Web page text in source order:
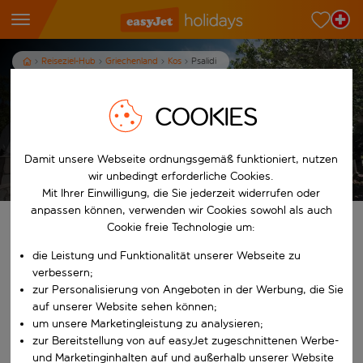
Reiseziel-Hub Griechenland Kos Psalidi
Ferien in Psalidi
Ferien anzeigen
Finde deine perfekten Ferien
Beginne mit der Eingabe für die automatische
Ab
Nach
COOKIES
Damit unsere Webseite ordnungsgemäß funktioniert, nutzen
wir unbedingt erforderliche Cookies.
Mit Ihrer Einwilligung, die Sie jederzeit widerrufen oder
anpassen können, verwenden wir Cookies sowohl als auch
Cookie freie Technologie um:
die Leistung und Funktionalität unserer Webseite zu
verbessern;
zur Personalisierung von Angeboten in der Werbung, die Sie
auf unserer Website sehen können;
um unsere Marketingleistung zu analysieren;
zur Bereitstellung von auf easyJet zugeschnittenen Werbe-
und Marketinginhalten auf und außerhalb unserer Website